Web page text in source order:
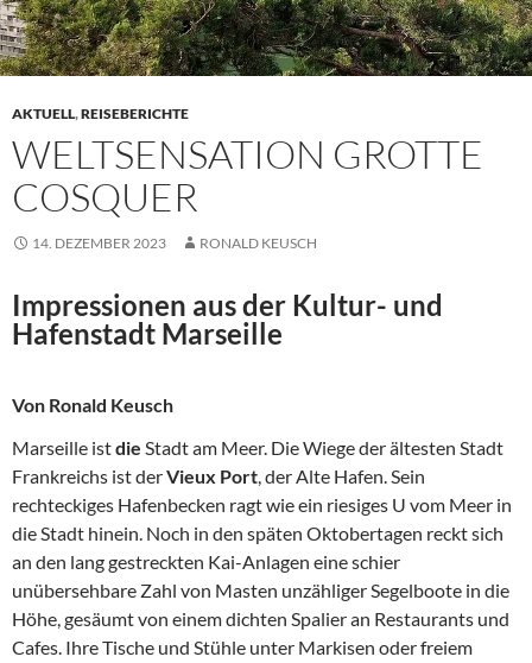
AKTUELL,REISEBERICHTE
WELTSENSATION GROTTE
COSQUER
14. DEZEMBER 2023 RONALD KEUSCH
Impressionen aus der Kultur- und
Hafenstadt Marseille
Von Ronald Keusch
Marseille istdie Stadt am Meer. Die Wiege der ältesten Stadt
Frankreichs ist derVieux Port, der Alte Hafen. Sein
rechteckiges Hafenbecken ragt wie ein riesiges U vom Meer in
die Stadt hinein. Noch in den späten Oktobertagen reckt sich
an den lang gestreckten Kai-Anlagen eine schier
unübersehbare Zahl von Masten unzähliger Segelboote in die
Höhe, gesäumt von einem dichten Spalier an Restaurants und
Cafes. Ihre Tische und Stühle unter Markisen oder freiem